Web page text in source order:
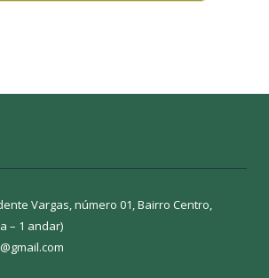
Vargas, número 01, Bairro Centro,
– 1 andar)